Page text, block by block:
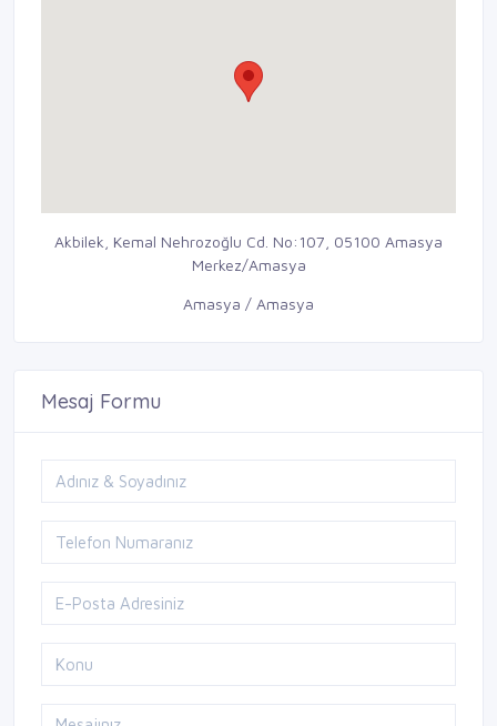
Akbilek, Kemal Nehrozoğlu Cd. No:107, 05100 Amasya
Merkez/Amasya
Amasya / Amasya
Mesaj Formu